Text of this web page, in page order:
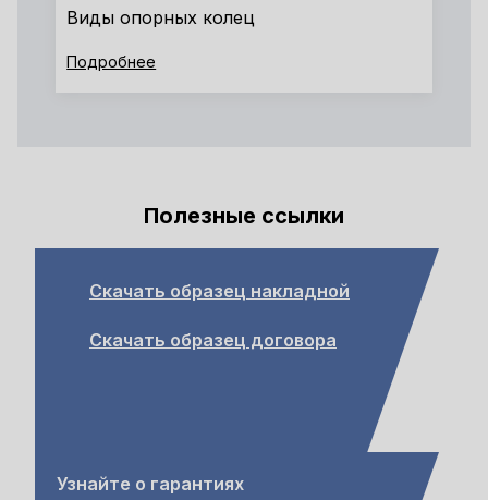
Виды опорных колец
Подробнее
Полезные ссылки
Скачать образец накладной
Скачать образец договора
Узнайте о гарантиях